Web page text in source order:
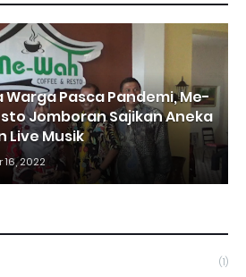
Pasca Pandemi, Me-
Jomboran Sajikan Aneka
Live Musik
16, 2022
(1)